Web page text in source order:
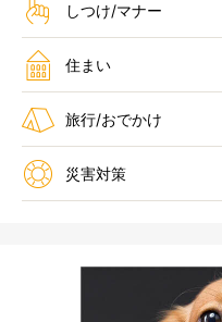
しつけ/マナー
住まい
旅行/おでかけ
災害対策